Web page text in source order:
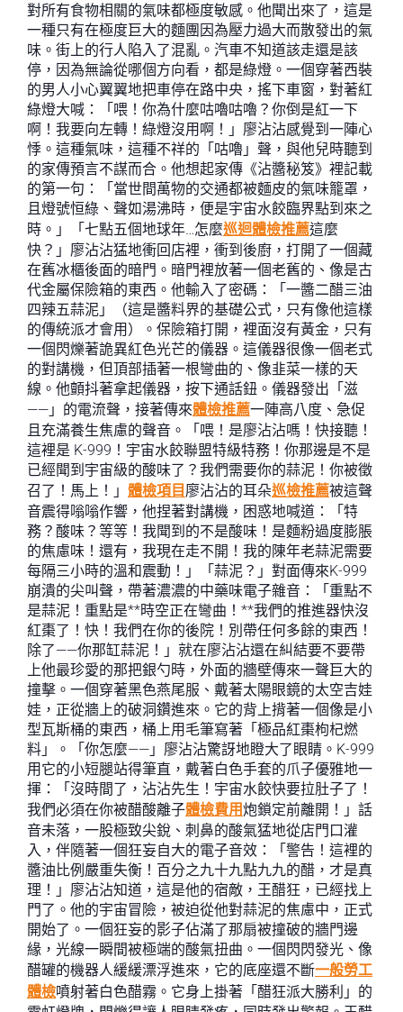
對所有食物相關的氣味都極度敏感。他聞出來了，這是
一種只有在極度巨大的麵團因為壓力過大而散發出的氣
味。街上的行人陷入了混亂。汽車不知道該走還是該
停，因為無論從哪個方向看，都是綠燈。一個穿著西裝
的男人小心翼翼地把車停在路中央，搖下車窗，對著紅
綠燈大喊：「喂！你為什麼咕嚕咕嚕？你倒是紅一下
啊！我要向左轉！綠燈沒用啊！」廖沾沾感覺到一陣心
悸。這種氣味，這種不祥的「咕嚕」聲，與他兒時聽到
的家傳預言不謀而合。他想起家傳《沾醬秘笈》裡記載
的第一句：「當世間萬物的交通都被麵皮的氣味籠罩，
且燈號恒綠、聲如湯沸時，便是宇宙水餃臨界點到來之
時。」「七點五個地球年…怎麼巡迴體檢推薦這麼
快？」廖沾沾猛地衝回店裡，衝到後廚，打開了一個藏
在舊冰櫃後面的暗門。暗門裡放著一個老舊的、像是古
代金屬保險箱的東西。他輸入了密碼：「一醬二醋三油
四辣五蒜泥」（這是醬料界的基礎公式，只有像他這樣
的傳統派才會用）。保險箱打開，裡面沒有黃金，只有
一個閃爍著詭異紅色光芒的儀器。這儀器很像一個老式
的對講機，但頂部插著一根彎曲的、像韭菜一樣的天
線。他顫抖著拿起儀器，按下通話鈕。儀器發出「滋
——」的電流聲，接著傳來體檢推薦一陣高八度、急促
且充滿養生焦慮的聲音。「喂！是廖沾沾嗎！快接聽！
這裡是 K-999！宇宙水餃聯盟特級特務！你那邊是不是
已經聞到宇宙級的酸味了？我們需要你的蒜泥！你被徵
召了！馬上！」 體檢項目 廖沾沾的耳朵巡檢推薦被這聲
音震得嗡嗡作響，他捏著對講機，困惑地喊道：「特
務？酸味？等等！我聞到的不是酸味！是麵粉過度膨脹
的焦慮味！還有，我現在走不開！我的陳年老蒜泥需要
每隔三小時的溫和震動！」「蒜泥？」對面傳來K-999
崩潰的尖叫聲，帶著濃濃的中藥味電子雜音：「重點不
是蒜泥！重點是**時空正在彎曲！**我們的推進器快沒
紅棗了！快！我們在你的後院！別帶任何多餘的東西！
除了——你那缸蒜泥！」就在廖沾沾還在糾結要不要帶
上他最珍愛的那把銀勺時，外面的牆壁傳來一聲巨大的
撞擊。一個穿著黑色燕尾服、戴著太陽眼鏡的太空吉娃
娃，正從牆上的破洞鑽進來。它的背上揹著一個像是小
型瓦斯桶的東西，桶上用毛筆寫著「極品紅棗枸杞燃
料」。「你怎麼——」廖沾沾驚訝地瞪大了眼睛。K-999
用它的小短腿站得筆直，戴著白色手套的爪子優雅地一
揮：「沒時間了，沾沾先生！宇宙水餃快要拉肚子了！
我們必須在你被醋酸離子體檢費用炮鎖定前離開！」話
音未落，一股極致尖銳、刺鼻的酸氣猛地從店門口灌
入，伴隨著一個狂妄自大的電子音效：「警告！這裡的
醬油比例嚴重失衡！百分之九十九點九九的醋，才是真
理！」廖沾沾知道，這是他的宿敵，王醋狂，已經找上
門了。他的宇宙冒險，被迫從他對蒜泥的焦慮中，正式
開始了。一個狂妄的影子佔滿了那扇被撞破的牆門邊
緣，光線一瞬間被極端的酸氣扭曲。一個閃閃發光、像
醋罐的機器人緩緩漂浮進來，它的底座還不斷一般勞工
體檢噴射著白色醋霧。它身上掛著「醋狂派大勝利」的